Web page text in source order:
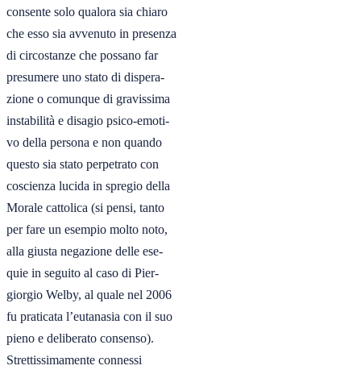
consente solo qualora sia chiaro
che esso sia avvenuto in presenza
di circostanze che possano far
presumere uno stato di dispera-
zione o comunque di gravissima
instabilità e disagio psico-emoti-
vo della persona e non quando
questo sia stato perpetrato con
coscienza lucida in spregio della
Morale cattolica (si pensi, tanto
per fare un esempio molto noto,
alla giusta negazione delle ese-
quie in seguito al caso di Pier-
giorgio Welby, al quale nel 2006
fu praticata l’eutanasia con il suo
pieno e deliberato consenso).
Strettissimamente connessi